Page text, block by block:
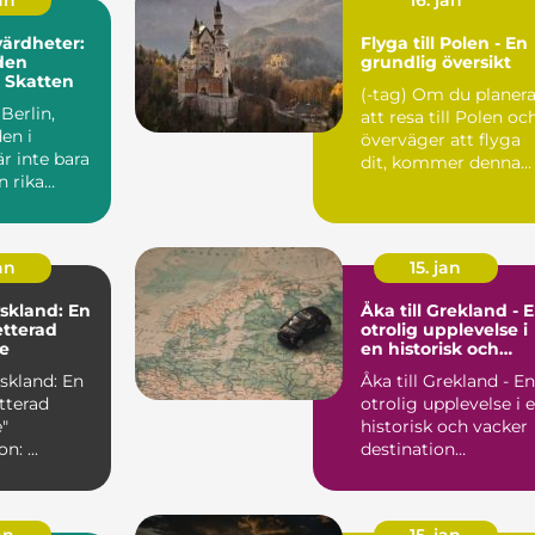
Skatten
i
inte bara
rika
Flyga till Polen - En
grundlig översikt
(-tag) Om du planerar
att resa till Polen
överväger att flyga
dit, kommer denna
En
En
Introduktion: ...
15. jan
Åka till Grekland -
otrolig upplevelse i
en historisk och
vacker destination
Åka till Grekland - En
otrolig upplevelse i
historisk och vacker
destination